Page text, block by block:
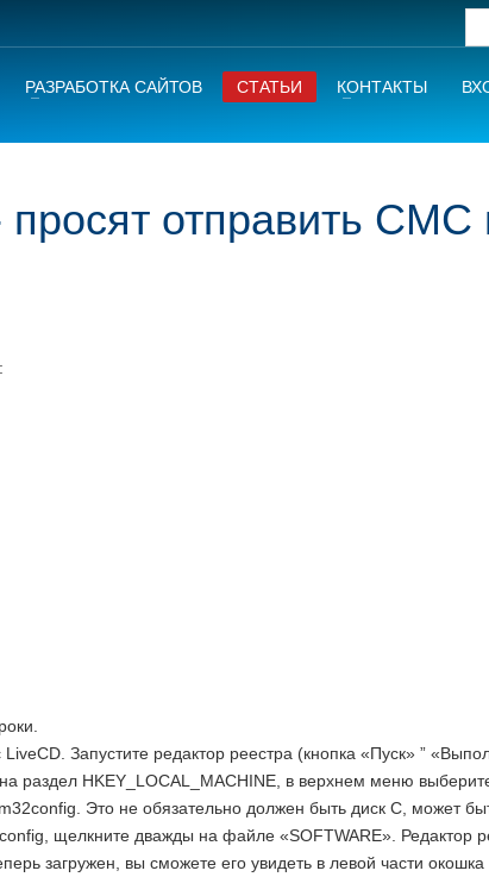
РАЗРАБОТКА САЙТОВ СТАТЬИ КОНТАКТЫ
отправить СМС
Запустите редактор реестра (кнопка «Пуск» ”
раздел HKEY_LOCAL_MACHINE, в верхнем меню
Это не обязательно должен быть диск C, может
щелкните дважды на файле «SOFTWARE». Редактор
загружен, вы сможете его увидеть в левой части